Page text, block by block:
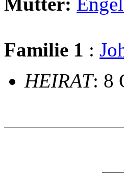
Familie 1 :
HEIRAT: 8